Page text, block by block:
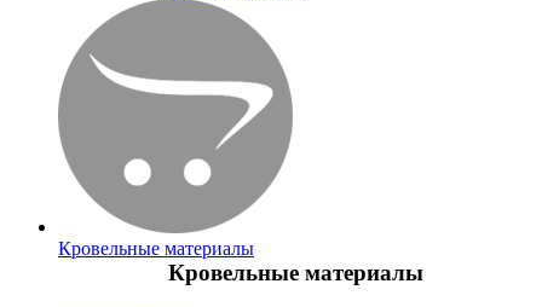
Кровельные материалы
Кровельные материалы